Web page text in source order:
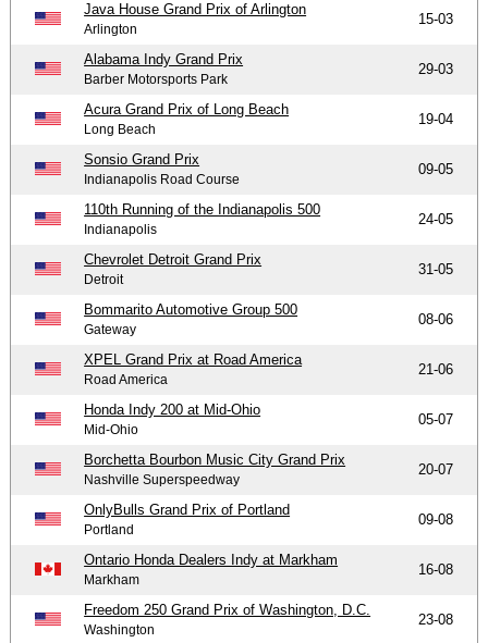
Java House Grand Prix of Arlington
Arlington
15-03
Alabama Indy Grand Prix
Barber Motorsports Park
29-03
Acura Grand Prix of Long Beach
Long Beach
19-04
Sonsio Grand Prix
Indianapolis Road Course
09-05
110th Running of the Indianapolis 500
Indianapolis
24-05
Chevrolet Detroit Grand Prix
Detroit
31-05
Bommarito Automotive Group 500
Gateway
08-06
XPEL Grand Prix at Road America
Road America
21-06
Honda Indy 200 at Mid-Ohio
Mid-Ohio
05-07
Borchetta Bourbon Music City Grand Prix
Nashville Superspeedway
20-07
OnlyBulls Grand Prix of Portland
Portland
09-08
Ontario Honda Dealers Indy at Markham
Markham
16-08
Freedom 250 Grand Prix of Washington, D.C.
Washington
23-08